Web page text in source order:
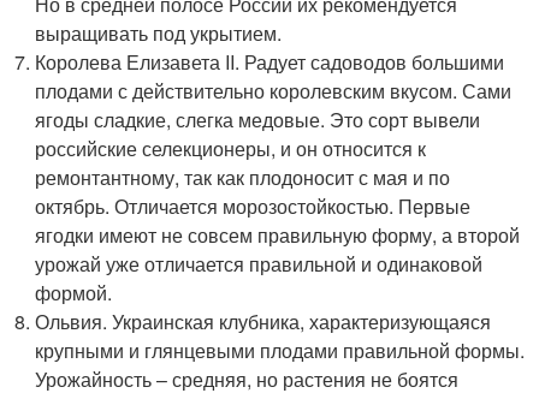
выращивать под укрытием.
Королева Елизавета II. Радует садоводов большими
плодами с действительно королевским вкусом. Сами
ягоды сладкие, слегка медовые. Это сорт вывели
российские селекционеры, и он относится к
ремонтантному, так как плодоносит с мая и по
октябрь. Отличается морозостойкостью. Первые
ягодки имеют не совсем правильную форму, а второй
урожай уже отличается правильной и одинаковой
формой.
Ольвия. Украинская клубника, характеризующаяся
крупными и глянцевыми плодами правильной формы.
Урожайность – средняя, но растения не боятся